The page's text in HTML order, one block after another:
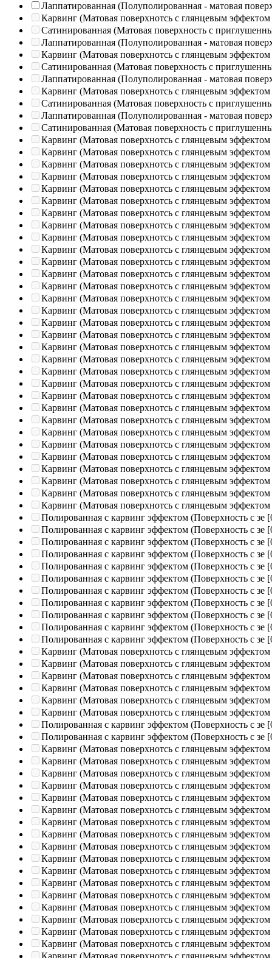
Лаппатированная (Полуполированная - матовая
Карвинг (Матовая поверхнотсь с глянцевым эффектом
Сатинированная (Матовая поверхность с
Лаппатированная (Полуполированная - матовая
Карвинг (Матовая поверхнотсь с глянцевым эффектом
Сатинированная (Матовая поверхность с
Лаппатированная (Полуполированная - матовая
Карвинг (Матовая поверхнотсь с глянцевым эффектом
Сатинированная (Матовая поверхность с
Лаппатированная (Полуполированная - матовая
Сатинированная (Матовая поверхность с
Карвинг (Матовая поверхнотсь с глянцевым эффектом
Карвинг (Матовая поверхнотсь с глянцевым эффектом
Карвинг (Матовая поверхнотсь с глянцевым эффектом
Карвинг (Матовая поверхнотсь с глянцевым эффектом
Карвинг (Матовая поверхнотсь с глянцевым эффектом
Карвинг (Матовая поверхнотсь с глянцевым эффектом
Карвинг (Матовая поверхнотсь с глянцевым эффектом
Карвинг (Матовая поверхнотсь с глянцевым эффектом
Карвинг (Матовая поверхнотсь с глянцевым эффектом
Карвинг (Матовая поверхнотсь с глянцевым эффектом
Карвинг (Матовая поверхнотсь с глянцевым эффектом
Карвинг (Матовая поверхнотсь с глянцевым эффектом
Карвинг (Матовая поверхнотсь с глянцевым эффектом
Карвинг (Матовая поверхнотсь с глянцевым эффектом
Карвинг (Матовая поверхнотсь с глянцевым эффектом
Карвинг (Матовая поверхнотсь с глянцевым эффектом
Карвинг (Матовая поверхнотсь с глянцевым эффектом
Карвинг (Матовая поверхнотсь с глянцевым эффектом
Карвинг (Матовая поверхнотсь с глянцевым эффектом
Карвинг (Матовая поверхнотсь с глянцевым эффектом
Карвинг (Матовая поверхнотсь с глянцевым эффектом
Карвинг (Матовая поверхнотсь с глянцевым эффектом
Карвинг (Матовая поверхнотсь с глянцевым эффектом
Карвинг (Матовая поверхнотсь с глянцевым эффектом
Карвинг (Матовая поверхнотсь с глянцевым эффектом
Карвинг (Матовая поверхнотсь с глянцевым эффектом
Карвинг (Матовая поверхнотсь с глянцевым эффектом
Карвинг (Матовая поверхнотсь с глянцевым эффектом
Карвинг (Матовая поверхнотсь с глянцевым эффектом
Карвинг (Матовая поверхнотсь с глянцевым эффектом
Карвинг (Матовая поверхнотсь с глянцевым эффектом
Полированная c карвинг эффектом (Поверхность с зе
Полированная c карвинг эффектом (Поверхность с зе
Полированная c карвинг эффектом (Поверхность с зе
Полированная c карвинг эффектом (Поверхность с зе
Полированная c карвинг эффектом (Поверхность с зе
Полированная c карвинг эффектом (Поверхность с зе
Полированная c карвинг эффектом (Поверхность с зе
Полированная c карвинг эффектом (Поверхность с зе
Полированная c карвинг эффектом (Поверхность с зе
Полированная c карвинг эффектом (Поверхность с зе
Полированная c карвинг эффектом (Поверхность с зе
Карвинг (Матовая поверхнотсь с глянцевым эффектом
Карвинг (Матовая поверхнотсь с глянцевым эффектом
Карвинг (Матовая поверхнотсь с глянцевым эффектом
Карвинг (Матовая поверхнотсь с глянцевым эффектом
Карвинг (Матовая поверхнотсь с глянцевым эффектом
Карвинг (Матовая поверхнотсь с глянцевым эффектом
Полированная c карвинг эффектом (Поверхность с зе
Полированная c карвинг эффектом (Поверхность с зе
Карвинг (Матовая поверхнотсь с глянцевым эффектом
Карвинг (Матовая поверхнотсь с глянцевым эффектом
Карвинг (Матовая поверхнотсь с глянцевым эффектом
Карвинг (Матовая поверхнотсь с глянцевым эффектом
Карвинг (Матовая поверхнотсь с глянцевым эффектом
Карвинг (Матовая поверхнотсь с глянцевым эффектом
Карвинг (Матовая поверхнотсь с глянцевым эффектом
Карвинг (Матовая поверхнотсь с глянцевым эффектом
Карвинг (Матовая поверхнотсь с глянцевым эффектом
Карвинг (Матовая поверхнотсь с глянцевым эффектом
Карвинг (Матовая поверхнотсь с глянцевым эффектом
Карвинг (Матовая поверхнотсь с глянцевым эффектом
Карвинг (Матовая поверхнотсь с глянцевым эффектом
Карвинг (Матовая поверхнотсь с глянцевым эффектом
Карвинг (Матовая поверхнотсь с глянцевым эффектом
Карвинг (Матовая поверхнотсь с глянцевым эффектом
Карвинг (Матовая поверхнотсь с глянцевым эффектом